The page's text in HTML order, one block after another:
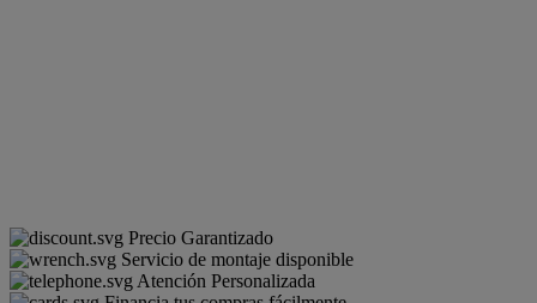
Precio Garantizado
Servicio de montaje disponible
Atención Personalizada